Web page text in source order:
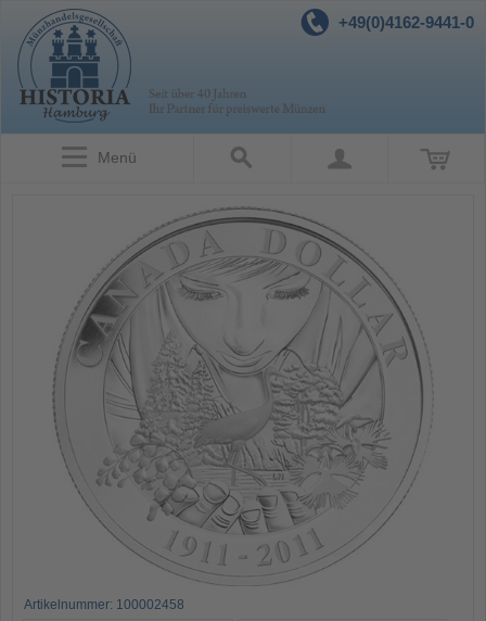
+49(0)4162-9441-0
Menü
Artikelnummer: 100002458